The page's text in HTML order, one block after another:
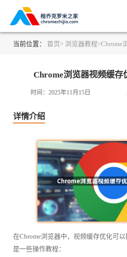
当前位置： 首页> 浏览器教程>Chrome
Chrome浏览器视频缓存
时间：2025年11月15日
详情介绍
在Chrome浏览器中，视频缓存优化可
是一些操作教程：